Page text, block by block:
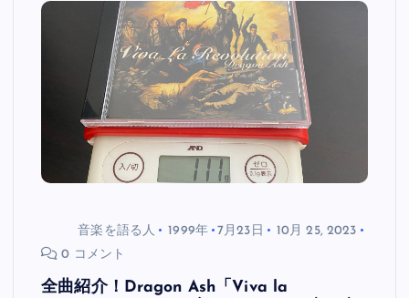
音楽を語る人 1999年 7月23日
10月 25, 2023
0 コメント
全曲紹介！Dragon Ash「Viva la